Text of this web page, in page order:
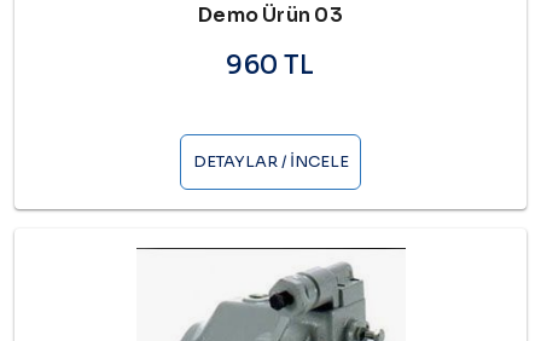
Demo Ürün 03
960 TL
DETAYLAR / İNCELE